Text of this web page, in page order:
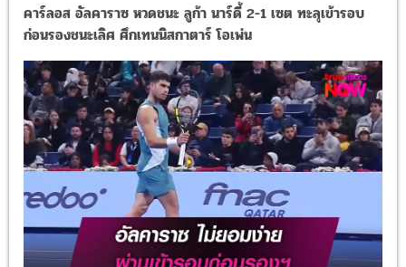
คาร์ลอส อัลคาราซ หวดชนะ ลูก้า นาร์ดี้ 2-1 เซต ทะลุเข้ารอบ
ก่อนรองชนะเลิศ ศึกเทนนิสกาตาร์ โอเพ่น